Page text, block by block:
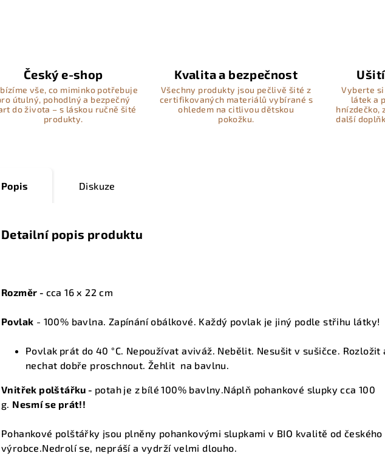
Český e-shop
vše, co miminko potřebuje
útulný, pohodlný a bezpečný
do života – s láskou ručně šité
produkty.
Kvalita a bezpečnost
Všechny produkty jsou pečlivě šité z
certifikovaných materiálů vybírané s
ohledem na citlivou dětskou
pokožku.
Vyberte
látek a
hnízdečko,
další
Popis Diskuze
Detailní popis produktu
Rozměr - cca 16 x 22 cm
Povlak - 100% bavlna. Zapínání obálkové. Každý povlak je jiný podle střihu látky!
Povlak prát do 40 °C. Nepoužívat aviváž. Nebělit. Nesušit v sušičce. Rozložit
nechat dobře proschnout. Žehlit na bavlnu.
Vnitřek polštářku - potah je z bílé 100% bavlny.Náplň pohankové slupky cca 100
g. Nesmí se prát!!
Pohankové polštářky jsou plněny pohankovými slupkami v BIO kvalitě od českého
výrobce.Nedrolí se, nepráší a vydrží velmi dlouho.